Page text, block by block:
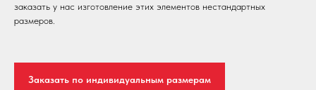
заказать у нас изготовление этих элементов нестандартных
размеров.
Заказать по индивидуальным размерам